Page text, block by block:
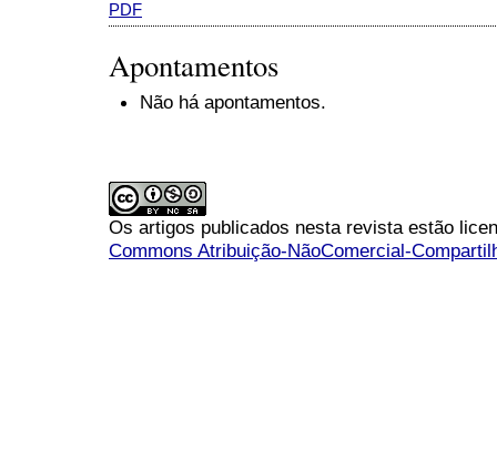
PDF
Apontamentos
Não há apontamentos.
Os artigos publicados nesta revista estão
Commons Atribuição-NãoComercial-